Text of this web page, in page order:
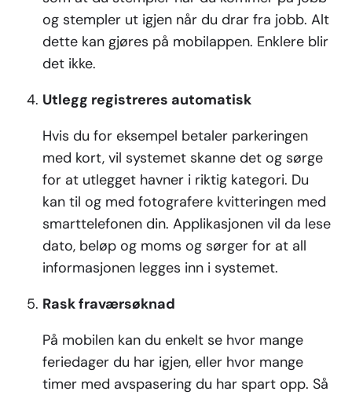
og stempler ut igjen når du drar fra jobb. Alt
dette kan gjøres på mobilappen. Enklere blir
det ikke.
Utlegg registreres automatisk
Hvis du for eksempel betaler parkeringen
med kort, vil systemet skanne det og sørge
for at utlegget havner i riktig kategori. Du
kan til og med fotografere kvitteringen med
smarttelefonen din. Applikasjonen vil da lese
dato, beløp og moms og sørger for at all
informasjonen legges inn i systemet.
Rask fraværsøknad
På mobilen kan du enkelt se hvor mange
feriedager du har igjen, eller hvor mange
timer med avspasering du har spart opp. Så